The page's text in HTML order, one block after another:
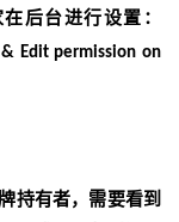
后台进行设置：
& Edit permission on
持有者，需要看到